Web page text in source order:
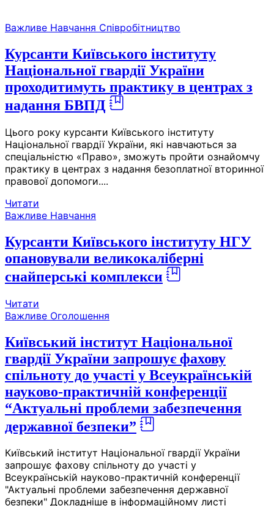
Skip
the
content
Важливе Навчання Співробітництво
Курсанти Київського інституту
Національної гвардії України
проходитимуть практику в центрах з
надання БВПД
Цього року курсанти Київського інституту
Національної гвардії України, які навчаються за
спеціальністю «Право», зможуть пройти ознайомчу
практику в центрах з надання безоплатної вторинної
правової допомоги....
Читати
Важливе Навчання
Курсанти Київського інституту НГУ
опановували великокаліберні
снайперські комплекси
Читати
Важливе Оголошення
Київський інститут Національної
гвардії України запрошує фахову
спільноту до участі у Всеукраїнській
науково-практичній конференції
“Актуальні проблеми забезпечення
державної безпеки”
Київський інститут Національної гвардії України
запрошує фахову спільноту до участі у
Всеукраїнській науково-практичній конференції
"Актуальні проблеми забезпечення державної
безпеки" Докладніше в інформаційному листі